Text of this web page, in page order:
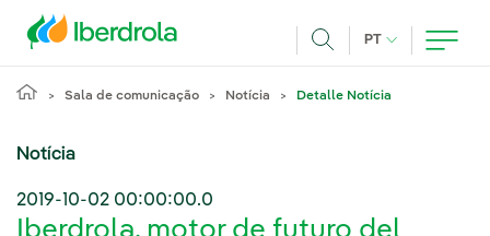
PT IDIOMA ATUAL,
Sala de comunicação Notícia Detalle Notícia
Notícia
2019-10-02 00:00:00.0